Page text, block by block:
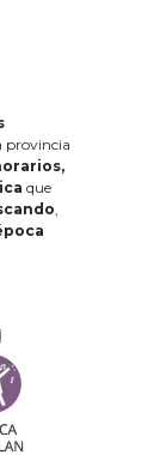
provincia
que
,